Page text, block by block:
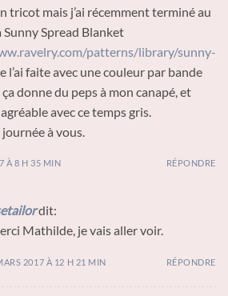
tricot mais j’ai récemment terminé au
Sunny Spread Blanket
patterns/library/sunny-
l’ai faite avec une couleur par bande
donne du peps à mon canapé, et
avec ce temps gris.
à vous.
À 8 H 35 MIN RÉPONDRE
dit:
Mathilde, je vais aller voir.
2017 À 12 H 21 MIN RÉPONDRE